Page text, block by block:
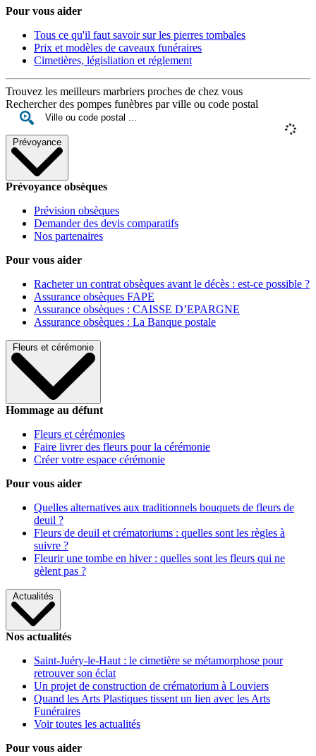
Pour vous aider
Tous ce qu'il faut savoir sur les pierres tombales
Prix et modèles de caveaux funéraires
Cimetières, législiation et réglement
Trouvez les meilleurs marbriers proches de chez vous
Rechercher des pompes funèbres par ville ou code postal
Prévoyance
Prévoyance obsèques
Prévision obsèques
Demander des devis comparatifs
Nos partenaires
Pour vous aider
Racheter un contrat obsèques avant le décès : est-ce possible ?
Assurance obsèques FAPE
Assurance obsèques : CAISSE D’EPARGNE
Assurance obsèques : La Banque postale
Fleurs et cérémonie
Hommage au défunt
Fleurs et cérémonies
Faire livrer des fleurs pour la cérémonie
Créer votre espace cérémonie
Pour vous aider
Quelles alternatives aux traditionnels bouquets de fleurs de
deuil ?
Fleurs de deuil et crématoriums : quelles sont les règles à
suivre ?
Fleurir une tombe en hiver : quelles sont les fleurs qui ne
gèlent pas ?
Actualités
Nos actualités
Saint-Juéry-le-Haut : le cimetière se métamorphose pour
retrouver son éclat
Un projet de construction de crématorium à Louviers
Quand les Arts Plastiques tissent un lien avec les Arts
Funéraires
Voir toutes les actualités
Pour vous aider